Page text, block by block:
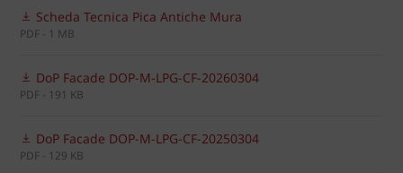
Scheda Tecnica Pica Antiche Mura
PDF - 1 MB
DoP Facade DOP-M-LPG-CF-20260304
PDF - 191 KB
DoP Facade DOP-M-LPG-CF-20250304
PDF - 129 KB